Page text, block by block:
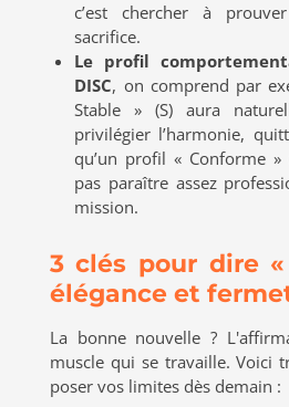
c’est chercher à
sacrifice.
Le profil
DISC, on comprend par
Stable » (S) aura
privilégier l’harmonie,
qu’un profil « Conforme
pas paraître assez
mission.
3 clés pour dire
élégance et
La bonne nouvelle ?
muscle qui se travaille. Voici
poser vos limites dès demain :